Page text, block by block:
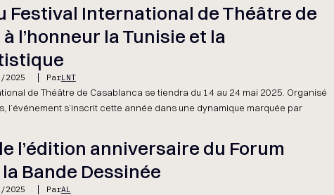
Festival International de Théâtre de
l’honneur la Tunisie et la
2025 ParLNT
de Théâtre de Casablanca se tiendra du 14 au 24 mai 2025. Organisé
l’événement s’inscrit cette année dans une dynamique marquée par
l’édition anniversaire du Forum
Bande Dessinée
2025 ParAL